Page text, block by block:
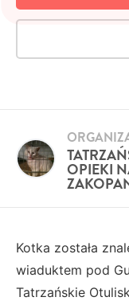
OPIEKI
Kotka została
wiaduktem pod
Tatrzańskie